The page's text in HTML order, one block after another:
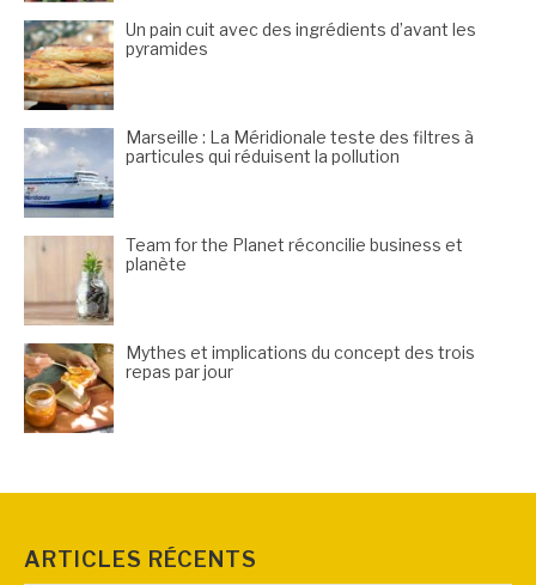
Un pain cuit avec des ingrédients d’avant les
pyramides
Marseille : La Méridionale teste des filtres à
particules qui réduisent la pollution
Team for the Planet réconcilie business et
planète
Mythes et implications du concept des trois
repas par jour
ARTICLES RÉCENTS